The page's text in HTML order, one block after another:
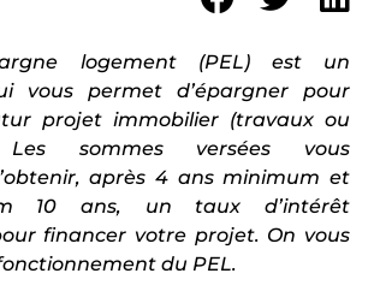
logement (PEL) est un
vous permet d’épargner pour
projet immobilier (travaux ou
Les sommes versées vous
après 4 ans minimum et
10 ans, un taux d’intérêt
financer votre projet. On vous
du PEL.